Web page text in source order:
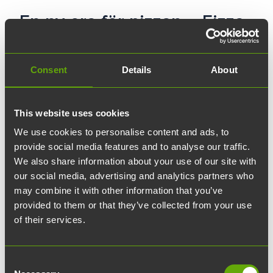
Consent Details About
This website uses cookies
We use cookies to personalise content and ads, to
provide social media features and to analyse our traffic.
We also share information about your use of our site with
our social media, advertising and analytics partners who
may combine it with other information that you’ve
provided to them or that they’ve collected from your use
of their services.
En ny era för pizzan – Fizza
lunchutbudet i
Vetenskapsparken
Det senaste tillskottet bland
lunchalternativen i Åbo Vetenskapspark är
den omtalade Fizza-pizzaautomaten. Bekvämt
belägen mellan ElectroCity och BioCity,
samlade pizzaautomaten folk från
Vetenskapsparken för att njuta av ugnssäker
vid lunchtid tillsammans med Mika Vilkki,
grundaren av Fizza i Åboregionen. Vilket